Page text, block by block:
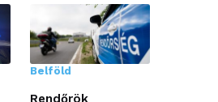
Belföld
Rendőrök